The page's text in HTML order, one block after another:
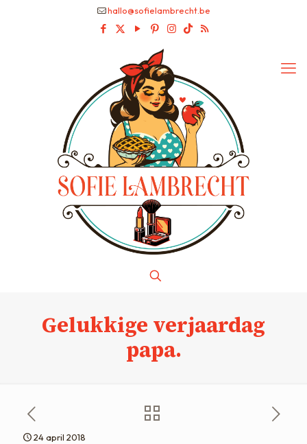
hallo@sofielambrecht.be
Gelukkige verjaardag
papa.
24 april 2018